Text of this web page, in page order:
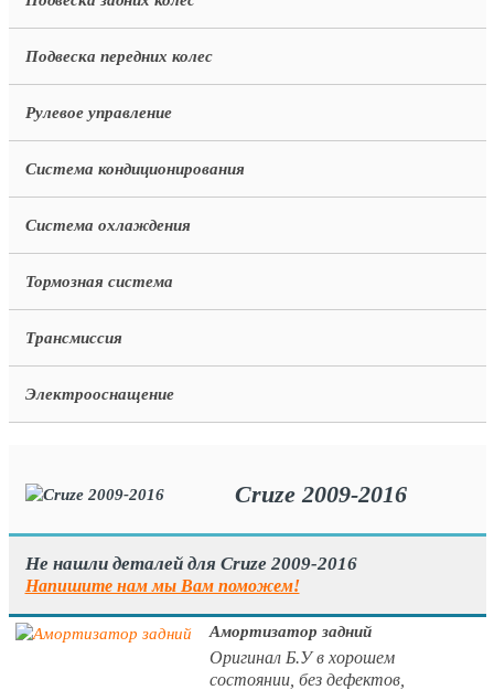
Подвеска передних колес
Рулевое управление
Система кондиционирования
Система охлаждения
Тормозная система
Трансмиссия
Электрооснащение
Cruze 2009-2016
Не нашли деталей для Cruze 2009-2016
Напишите нам мы Вам поможем!
Амортизатор задний
Оригинал Б.У в хорошем
состоянии, без дефектов,